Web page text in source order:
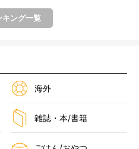
キング一覧
海外
雑誌・本/書籍